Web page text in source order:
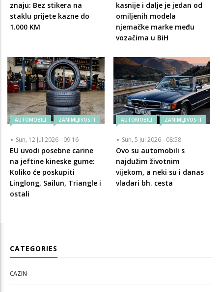
znaju: Bez stikera na
staklu prijete kazne do
1.000 KM
kasnije i dalje je jedan od
omiljenih modela
njemačke marke među
vozačima u BiH
AUTOMOBILI ZANIMLJIVOSTI
Sun, 12 Jul 2026 - 09:16
EU uvodi posebne carine
na jeftine kineske gume:
Koliko će poskupiti
Linglong, Sailun, Triangle i
ostali
AUTOMOBILI ZANIMLJIVOSTI
Sun, 5 Jul 2026 - 08:58
Ovo su automobili s
najdužim životnim
vijekom, a neki su i danas
vladari bh. cesta
CATEGORIES
CAZIN